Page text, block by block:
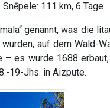
111 km, 6 Tage
genannt, was die
auf dem Wald-
– es wurde 1688
19-Jhs. in Aizpute.